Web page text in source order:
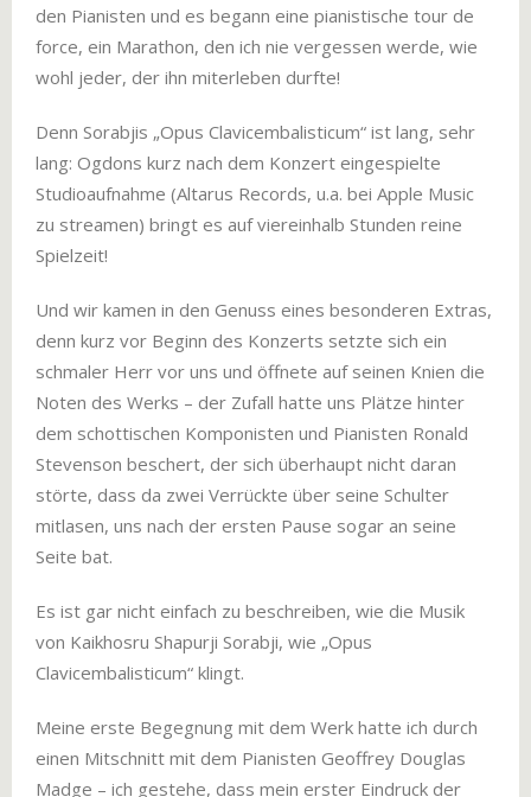
den Pianisten und es begann eine pianistische tour de
force, ein Marathon, den ich nie vergessen werde, wie
wohl jeder, der ihn miterleben durfte!
Denn Sorabjis „Opus Clavicembalisticum“ ist lang, sehr
lang: Ogdons kurz nach dem Konzert eingespielte
Studioaufnahme (Altarus Records, u.a. bei Apple Music
zu streamen) bringt es auf viereinhalb Stunden reine
Spielzeit!
Und wir kamen in den Genuss eines besonderen Extras,
denn kurz vor Beginn des Konzerts setzte sich ein
schmaler Herr vor uns und öffnete auf seinen Knien die
Noten des Werks – der Zufall hatte uns Plätze hinter
dem schottischen Komponisten und Pianisten Ronald
Stevenson beschert, der sich überhaupt nicht daran
störte, dass da zwei Verrückte über seine Schulter
mitlasen, uns nach der ersten Pause sogar an seine
Seite bat.
Es ist gar nicht einfach zu beschreiben, wie die Musik
von Kaikhosru Shapurji Sorabji, wie „Opus
Clavicembalisticum“ klingt.
Meine erste Begegnung mit dem Werk hatte ich durch
einen Mitschnitt mit dem Pianisten Geoffrey Douglas
Madge – ich gestehe, dass mein erster Eindruck der